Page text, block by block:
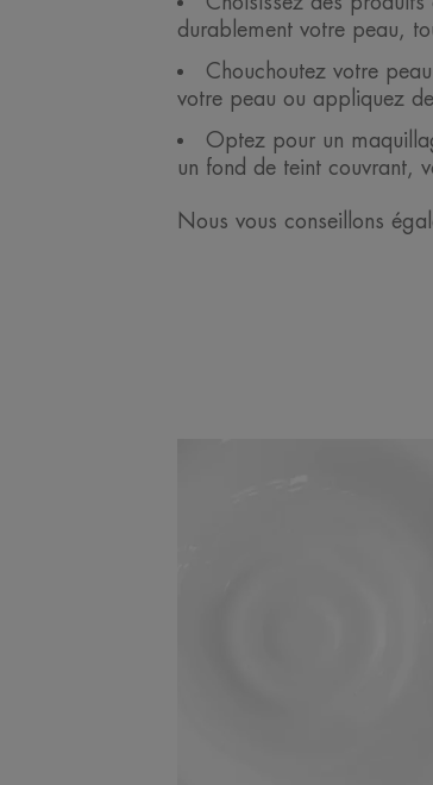
durablement votre peau,
Chouchoutez votre
votre peau ou appliquez
Optez pour un
un fond de teint couvrant,
Nous vous conseillons